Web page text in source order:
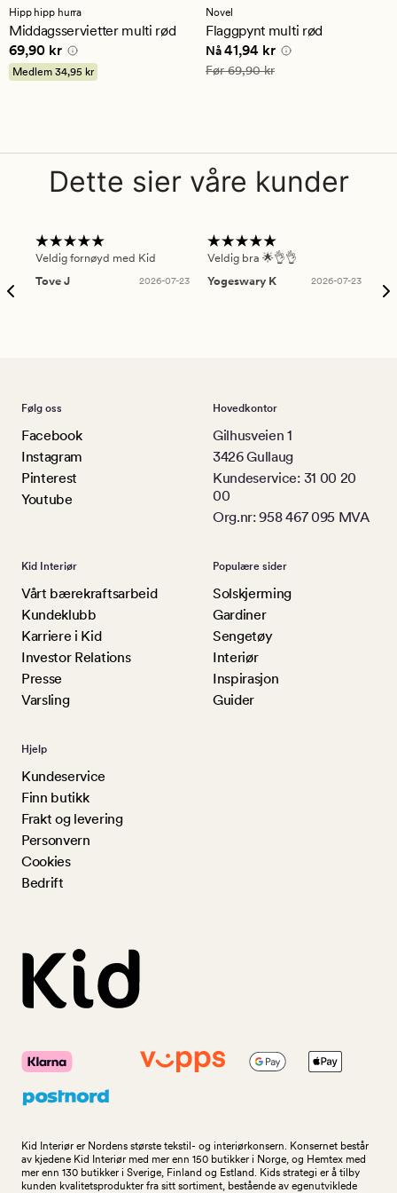
med
en
gjennomsnittlig
vurdering
på
5
Hipp hipp hurra
Middagsservietter multi rød
Pris 69,90 kr
69,90 kr
Medlem 34,95 kr
med
en
gjennomsnittlig
vurdering
på
3.5
Novel
Flaggpynt multi rød
Nåværende pris
Nå41,94 kr
Vanlig pris 69,90 kr
Før69,90 kr
Dette sier våre kunder
Veldig fornøyd med Kid
Tove J
2026-07-23
Veldig bra 🌟👌👌
Yogeswary K
2026-07-23
Følg oss
Facebook
Instagram
Pinterest
Youtube
Hovedkontor
Gilhusveien 1
3426 Gullaug
Kundeservice: 31 00 20
00
Org.nr: 958 467 095 MVA
Kid Interiør
Vårt bærekraftsarbeid
Kundeklubb
Karriere i Kid
Investor Relations
Presse
Varsling
Populære sider
Solskjerming
Gardiner
Sengetøy
Interiør
Inspirasjon
Guider
Hjelp
Kundeservice
Finn butikk
Frakt og levering
Personvern
Cookies
Bedrift
Kid Interiør er Nordens største tekstil- og interiørkonsern. Konsernet består
av kjedene Kid Interiør med mer enn 150 butikker i Norge, og Hemtex med
mer enn 130 butikker i Sverige, Finland og Estland. Kids strategi er å tilby
kunden kvalitetsprodukter fra sitt sortiment, bestående av egenutviklede